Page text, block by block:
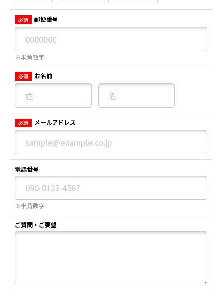
必須 郵便番号
※半角数字
必須 お名前
必須 メールアドレス
電話番号
※半角数字
ご質問・ご要望